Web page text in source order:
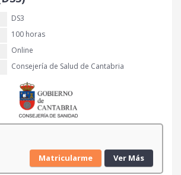
DS3
100 horas
Online
Consejería de Salud de Cantabria
Matricularme Ver Más